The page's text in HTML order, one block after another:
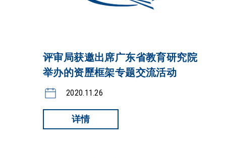
评审局获邀出席广东省教育研究院
举办的资歷框架专题交流活动
2020.11.26
详情